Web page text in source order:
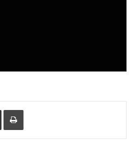
Сподели преку Е-маил Испринтај